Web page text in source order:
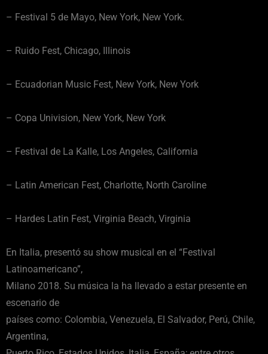
– Festival 5 de Mayo, New York, New York.
– Ruido Fest, Chicago, Illinois
– Ecuadorian Music Fest, New York, New York
– Copa Univision, New York, New York
– Festival de La Kalle, Los Angeles, California
– Latin American Fest, Charlotte, North Caroline
– Hardes Latin Fest, Virginia Beach, Virginia
En Italia, presentó su show musical en el “Festival
Latinoamericano”,
Milano 2018. Su música la ha llevado a estar presente en
escenario de
países como: Colombia, Venezuela, El Salvador, Perú, Chile,
Argentina,